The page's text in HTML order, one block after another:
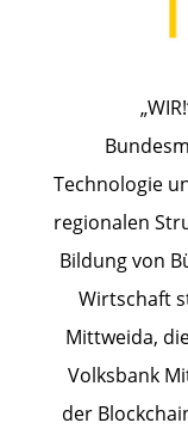
Technologie
regionalen
Bildung von
Wirtschaft
Mittweida,
Volksbank
der